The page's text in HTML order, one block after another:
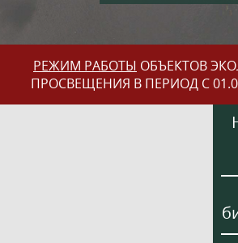
РЕЖИМ РАБОТЫ ОБЪЕКТОВ
ПРОСВЕЩЕНИЯ В ПЕРИОД С